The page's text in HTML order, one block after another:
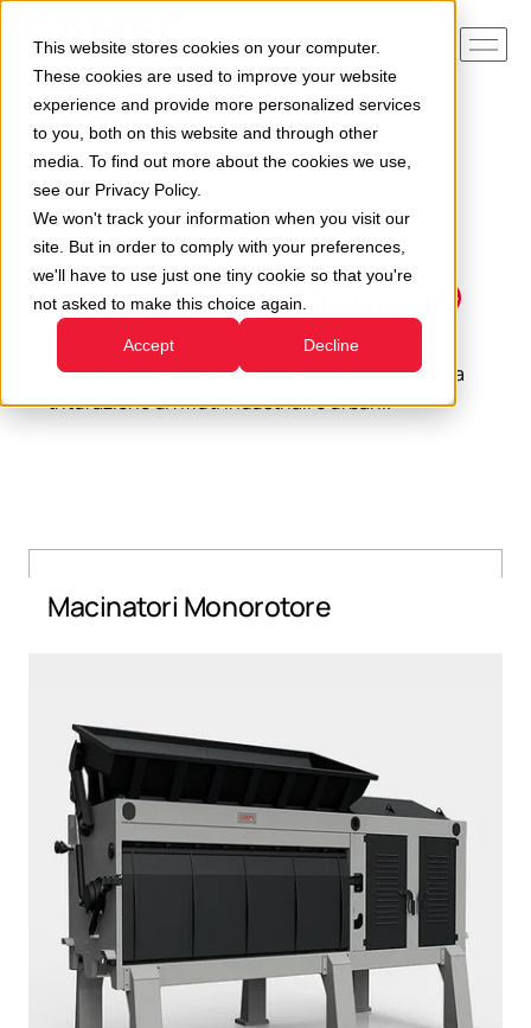
This website stores cookies on your computer.
These cookies are used to improve your website
experience and provide more personalized services
to you, both on this website and through other
media. To find out more about the cookies we use,
see our Privacy Policy.
We won't track your information when you visit our
site. But in order to comply with your preferences,
we'll have to use just one tiny cookie so that you're
not asked to make this choice again.
Accept Decline
Home Le nostre divisioni Divisione Riciclaggio
Divisione Riciclaggio
Progettazione e realizzazione di macchine per la
triturazione di rifiuti industriali e urbani.
Macinatori Monorotore